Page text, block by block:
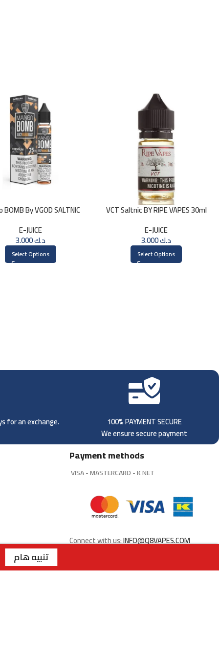
By VGOD SALTNIC
E-JUICE
د.ك3.000
Select Options
VCT Saltnic BY RIPE VAPES 30ml
E-JUICE
د.ك3.000
Select Options
for an exchange.
100% PAYMENT SECURE
We ensure secure payment
Payment methods
VISA - MASTERCARD - K NET
Connect with us:INFO@Q8VAPES.COM
وفقًا للقرار الوزاري رقم 27 لسنة 2026 الصادر عن وزارة التجارة والصناعة الكويتية، لا يتوفر التوصيل لمنتجات التبغ داخل الكويت. جميع الطلبات متاحة للاستلام من الفروع فقط . | الفرع الاول : السالمية - قطعة 2 - شارع سالم المبارك - مجمع ريم | رقم الفرع: 99117199 | |